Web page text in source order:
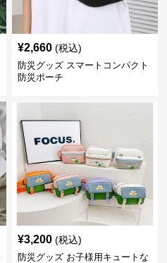
¥2,660 (税込)
防災グッズ スマートコンパクト
防災ポーチ
¥3,200 (税込)
防災グッズ お子様用キュートな